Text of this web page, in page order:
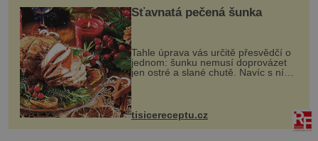
Šťavnatá pečená šunka
Tahle úprava vás určitě přesvědčí o
jednom: šunku nemusí doprovázet
jen ostré a slané chutě. Navíc s ní
nakrmíte poměrně hodně hladových
krků. Ingredience sádlo 3 kg šunky
vcelku 3 stroužky česneku hl...
tisicereceptu.cz